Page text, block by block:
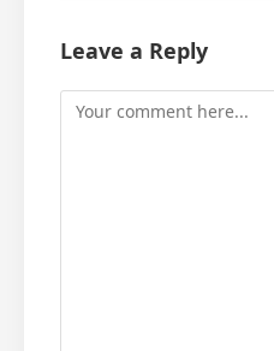
Leave a Reply